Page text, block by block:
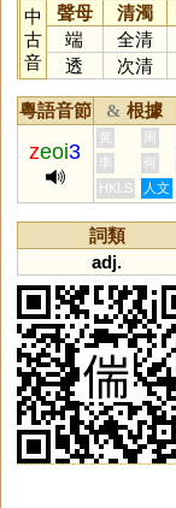
中
古
音
聲母 清濁
端
全清
透
次清
粵語音節 & 根據
zeoi3
黃 周
李
何
HKLS
人文
詞類
adj.